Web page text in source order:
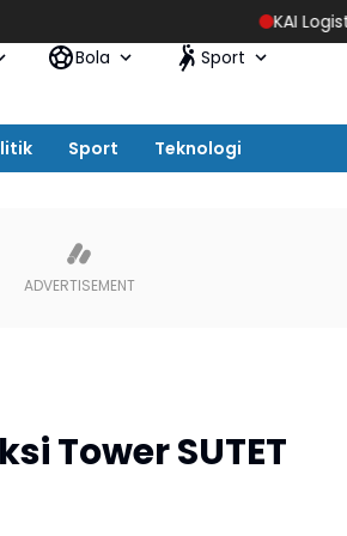
KAI Logistik Hadirkan
Bola Sport
Sport Teknologi
Tower SUTET